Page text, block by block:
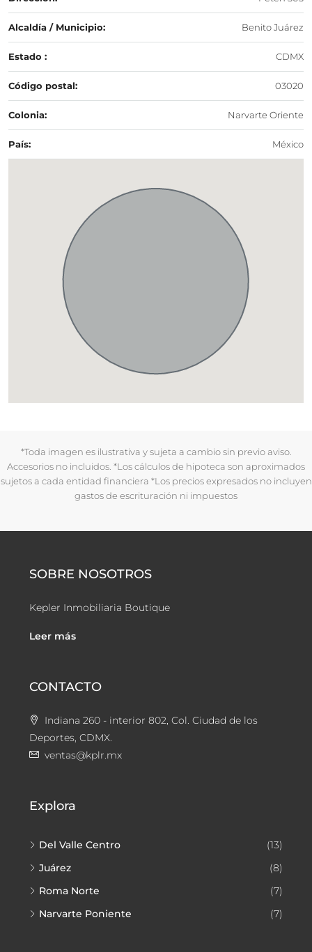
Alcaldía / Municipio: Benito Juárez
Estado : CDMX
Código postal: 03020
Colonia: Narvarte Oriente
País: México
*Toda imagen es ilustrativa y sujeta a cambio sin previo aviso.
Accesorios no incluidos. *Los cálculos de hipoteca son aproximados
sujetos a cada entidad financiera *Los precios expresados no incluyen
gastos de escrituración ni impuestos
SOBRE NOSOTROS
Kepler Inmobiliaria Boutique
Leer más
CONTACTO
Indiana 260 - interior 802, Col. Ciudad de los
Deportes, CDMX.
ventas@kplr.mx
Explora
Del Valle Centro
(13)
Juárez
(8)
Roma Norte
(7)
Narvarte Poniente
(7)